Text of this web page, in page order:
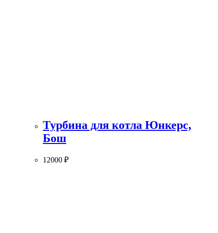
Турбина для котла Юнкерс,
Бош
12000 ₽